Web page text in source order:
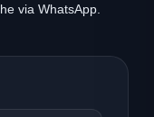
via WhatsApp.